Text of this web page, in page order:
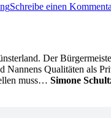
Schreibe einen
Der
Qualitäten als
muss… Simone